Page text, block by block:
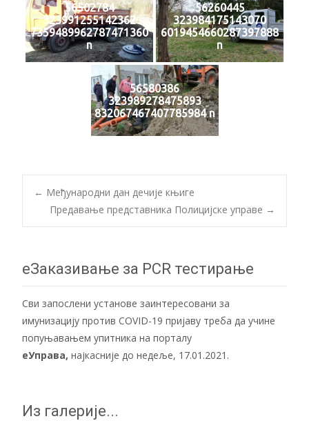
56502784
323991255142362
7359489962787471360
n
56260445
323984175143070
6019454660287397888
n
56580386
323989278475893
832067467407785984 n
Post
← Међународни дан дечије књиге
Предавање представника Полицијске управе →
еЗаказивање за PCR тестирање
Сви запослени установе заинтересовани за
имунизацију против COVID-19 пријаву треба да учине
попуњавањем упитника на порталу
еУправа, најкасније до недеље, 17.01.2021.
Из галерије...